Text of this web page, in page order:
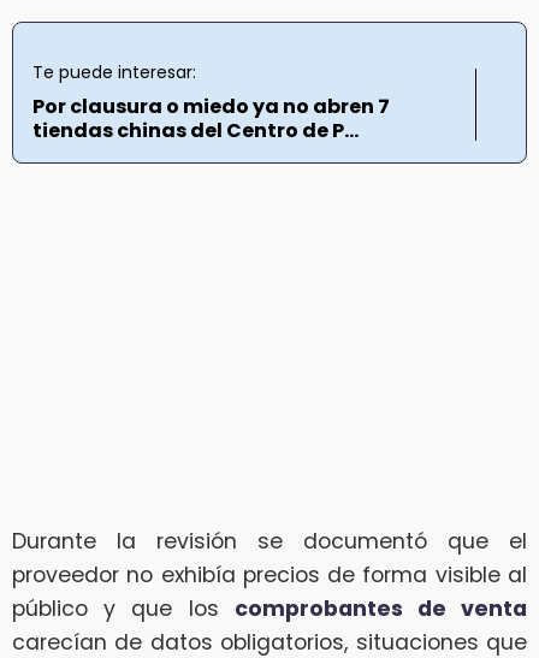
Te puede interesar:
Por clausura o miedo ya no abren 7
tiendas chinas del Centro de P...
Durante la revisión se documentó que el
proveedor no exhibía precios de forma visible al
público y que los comprobantes de venta
carecían de datos obligatorios, situaciones que